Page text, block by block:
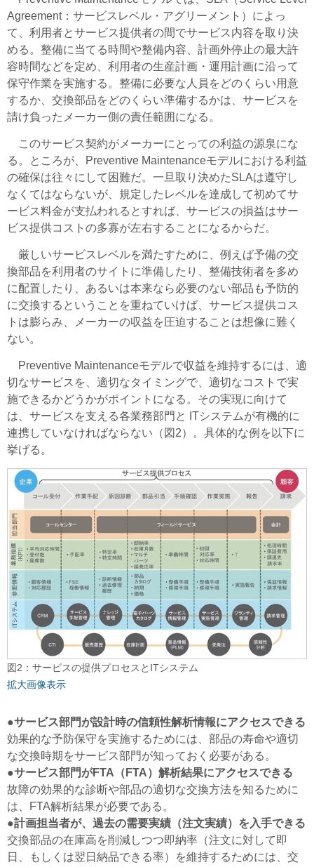
Agreement：サービスレベル・アグリーメント）によっ
て、利用者とサービス提供者の間でサービス内容を取り決
める。整備に当てる時間や整備内容、計画外停止の最大許
容時間などを定め、利用者の生産計画・運用計画に沿って
保守作業を実施する。整備に必要な人員をどのくらい用意
するか、交換部品をどのくらい準備するかは、サービスを
請け負ったメーカー側の責任範囲になる。
このサービス契約がメーカーにとっての利益の源泉にな
る。ところが、Preventive Maintenanceモデルにおける利益
の確保は往々にして困難だ。一旦取り決めたSLAは遵守し
なくてはならないが、規定したレベルを達成して初めてサ
ービス料金が支払われるとすれば、サービスの損益はサー
ビス提供コストの多寡が左右することになるからだ。
厳しいサービスレベルを満たすために、例えば予備の交
換部品を利用者のサイトに準備したり、整備技術者を多め
に配置したり、あるいは本来なら必要のない部品も予防的
に交換するということを重ねていけば、サービス提供コス
トは膨らみ、メーカーの収益を圧迫することは想像に難く
ない。
Preventive Maintenanceモデルで収益を維持するには、適
切なサービスを、適切なタイミングで、適切なコストで実
施できるかどうかがポイントになる。その実現に向けて
は、サービスを支える各業務部門と ITシステムが有機的に
連携していなければならない（図2）。具体的な例を以下に
挙げる。
図2：サービスの提供プロセスとITシステム
拡大画像表示
●サービス部門が設計時の信頼性解析情報にアクセスできる
効果的な予防保守を実施するためには、部品の寿命や適切
な交換時期をサービス部門が知っておく必要がある。
●サービス部門がFTA（FTA）解析結果にアクセスできる
故障の効果的な診断や部品の適切な交換方法を知るために
は、FTA解析結果が必要である。
●計画担当者が、過去の需要実績（注文実績）を入手できる
交換部品の在庫高を削減しつつ即納率（注文に対して即
日、もしくは翌日納品できる率）を維持するためには、交